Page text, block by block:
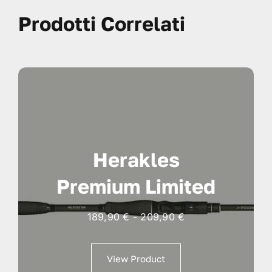
Prodotti Correlati
Herakles
Premium Limited
189,90€ - 209,90€Fascia
View Product